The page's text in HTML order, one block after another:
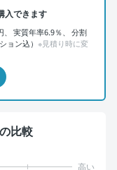
入できます
、 実質年率6.9％、 分割
ョン込） ※見積り時に変
比較